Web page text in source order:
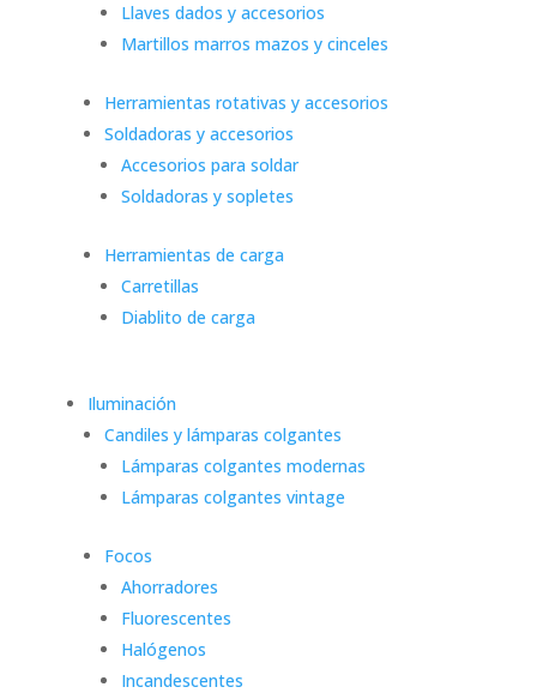
Llaves dados y accesorios
Martillos marros mazos y cinceles
Herramientas rotativas y accesorios
Soldadoras y accesorios
Accesorios para soldar
Soldadoras y sopletes
Herramientas de carga
Carretillas
Diablito de carga
Iluminación
Candiles y lámparas colgantes
Lámparas colgantes modernas
Lámparas colgantes vintage
Focos
Ahorradores
Fluorescentes
Halógenos
Incandescentes